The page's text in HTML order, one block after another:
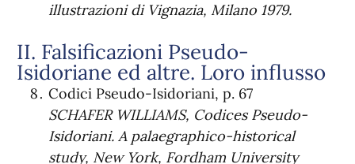
illustrazioni di Vignazia, Milano 1979.
II. Falsificazioni Pseudo-
Isidoriane ed altre. Loro influsso
Codici Pseudo-Isidoriani, p. 67
SCHAFER WILLIAMS, Codices Pseudo-
Isidoriani.A palaegraphico-historical
study, New York, Fordham University